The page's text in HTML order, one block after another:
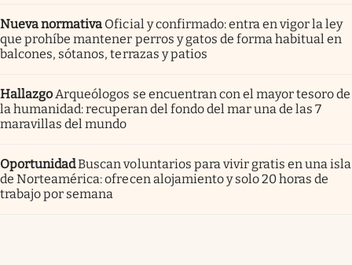
Nueva normativa Oficial y confirmado: entra en vigor la ley
que prohíbe mantener perros y gatos de forma habitual en
balcones, sótanos, terrazas y patios
Hallazgo Arqueólogos se encuentran con el mayor tesoro de
la humanidad: recuperan del fondo del mar una de las 7
maravillas del mundo
OportunidadBuscan voluntarios para vivir gratis en una isla
de Norteamérica: ofrecen alojamiento y solo 20 horas de
trabajo por semana